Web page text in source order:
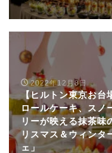
2022年12月8日
【ヒルトン東京お
ロールケーキ、スノ
リーが映える抹茶味
リスマス＆ウィン
ェ」